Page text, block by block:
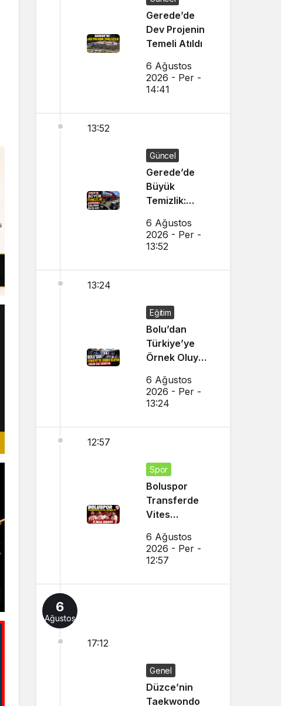
Gerede’de
Dev Projenin
Temeli Atıldı
6 Ağustos
2026 - Per -
14:41
13:52
Güncel
Gerede’de
Büyük
Temizlik:
Çalışma
Başlatıldı
6 Ağustos
2026 - Per -
13:52
13:24
Eğitim
Bolu’dan
Türkiye’ye
Örnek Oluyor,
Görüyor
6 Ağustos
2026 - Per -
13:24
12:57
Spor
Boluspor
Transferde
Vites
6 Ağustos
2026 - Per -
12:57
6
Ağustos
17:12
Genel
Düzce’nin
Taekwondo